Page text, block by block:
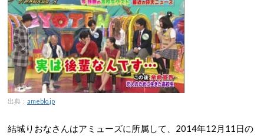
出典： ameblo.jp
結城りおなさんはアミューズに所属して、2014年12月11日の